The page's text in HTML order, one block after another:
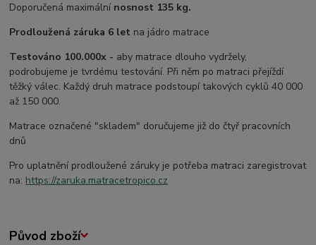
Doporučená maximální nosnost 135 kg.
Prodloužená záruka 6 let na jádro matrace
Testováno 100.000x - aby matrace dlouho vydržely,
podrobujeme je tvrdému testování. Při něm po matraci přejíždí
těžký válec. Každý druh matrace podstoupí takových cyklů 40 000
až 150 000.
Matrace označené "skladem" doručujeme již do čtyř pracovních
dnů
Pro uplatnění prodloužené záruky je potřeba matraci zaregistrovat
na: https://zaruka.matracetropico.cz
Původ zboží